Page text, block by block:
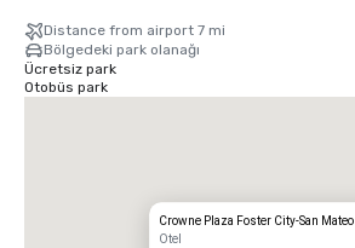
Distance from airport 7 mi
Bölgedeki park olanağı
Ücretsiz park
Otobüs park
Crowne Plaza Foster City-San Mateo
Otel